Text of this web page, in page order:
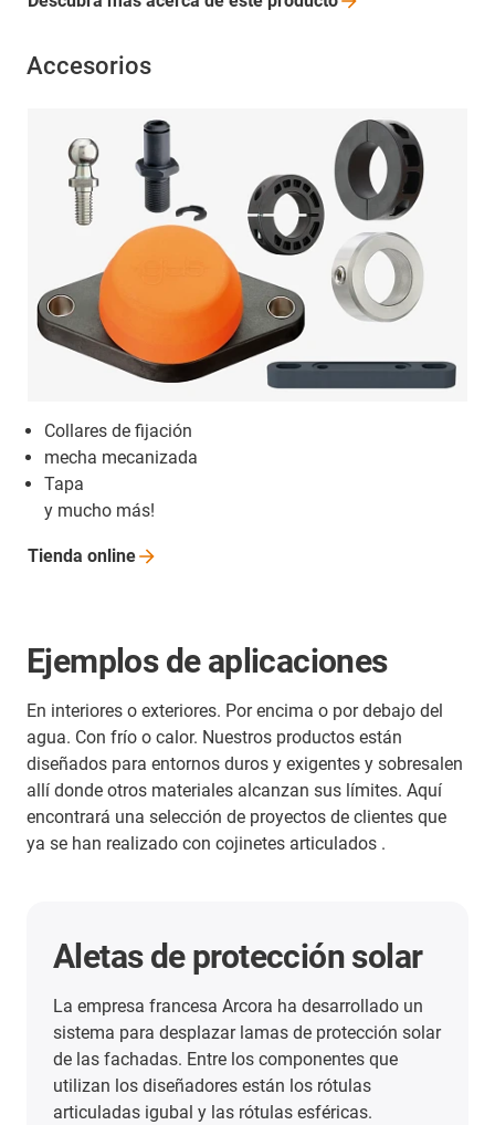
Accesorios
Collares de fijación
mecha mecanizada
Tapa
y mucho más!
Tienda online
Ejemplos de aplicaciones
En interiores o exteriores. Por encima o por debajo del
agua. Con frío o calor. Nuestros productos están
diseñados para entornos duros y exigentes y sobresalen
allí donde otros materiales alcanzan sus límites. Aquí
encontrará una selección de proyectos de clientes que
ya se han realizado con cojinetes articulados .
Aletas de protección solar
La empresa francesa Arcora ha desarrollado un
sistema para desplazar lamas de protección solar
de las fachadas. Entre los componentes que
utilizan los diseñadores están los rótulas
articuladas igubal y las rótulas esféricas.